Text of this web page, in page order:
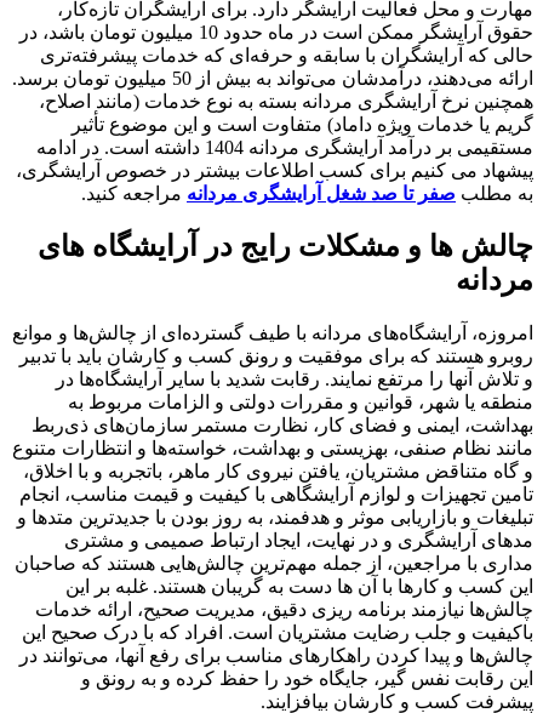
مهارت و محل فعالیت آرایشگر دارد. برای آرایشگران تازه‌کار،
حقوق آرایشگر ممکن است در ماه حدود 10 میلیون تومان باشد، در
حالی که آرایشگران با سابقه و حرفه‌ای که خدمات پیشرفته‌تری
ارائه می‌دهند، درآمدشان می‌تواند به بیش از 50 میلیون تومان برسد.
همچنین نرخ آرایشگری مردانه بسته به نوع خدمات (مانند اصلاح،
گریم یا خدمات ویژه داماد) متفاوت است و این موضوع تأثیر
مستقیمی بر درآمد آرایشگری مردانه 1404 داشته است. در ادامه
پیشهاد می کنیم برای کسب اطلاعات بیشتر در خصوص آرایشگری،
به مطلب صفر تا صد شغل آرایشگری مردانه مراجعه کنید.
چالش ها و مشکلات رایج در آرایشگاه های
مردانه
امروزه، آرایشگاه‌های مردانه با طیف گسترده‌ای از چالش‌ها و موانع
روبرو هستند که برای موفقیت و رونق کسب و کارشان باید با تدبیر
و تلاش آنها را مرتفع نمایند. رقابت شدید با سایر آرایشگاه‌ها در
منطقه یا شهر، قوانین و مقررات دولتی و الزامات مربوط به
بهداشت، ایمنی و فضای کار، نظارت مستمر سازمان‌های ذی‌ربط
مانند نظام صنفی، بهزیستی و بهداشت، خواسته‌ها و انتظارات متنوع
و گاه متناقض مشتریان، یافتن نیروی کار ماهر، باتجربه و با اخلاق،
تامین تجهیزات و لوازم آرایشگاهی با کیفیت و قیمت مناسب، انجام
تبلیغات و بازاریابی موثر و هدفمند، به روز بودن با جدیدترین متدها و
مدهای آرایشگری و در نهایت، ایجاد ارتباط صمیمی و مشتری
مداری با مراجعین، از جمله مهم‌ترین چالش‌هایی هستند که صاحبان
این کسب و کارها با آن ها دست به گریبان هستند. غلبه بر این
چالش‌ها نیازمند برنامه ریزی دقیق، مدیریت صحیح، ارائه خدمات
باکیفیت و جلب رضایت مشتریان است. افراد که با درک صحیح این
چالش‌ها و پیدا کردن راهکارهای مناسب برای رفع آنها، می‌توانند در
این رقابت نفس گیر، جایگاه خود را حفظ کرده و به رونق و
پیشرفت کسب و کارشان بیافزایند.